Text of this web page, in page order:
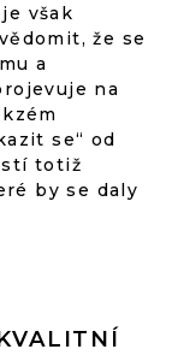
však
že se
a
na
se“ od
totiž
by se daly